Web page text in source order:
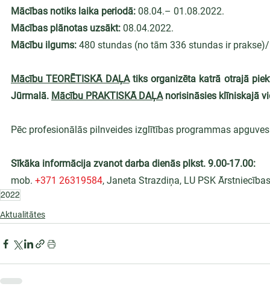
Mācības notiks laika periodā: 08.04.– 01.08.2022.
Mācības plānotas uzsākt: 08.04.2022.
Mācību ilgums: 480 stundas (no tām 336 stundas ir
Mācību TEORĒTISKĀ DAĻA tiks organizēta katrā otrajā
Jūrmalā. Mācību PRAKTISKĀ DAĻA norisināsies klīniskajā
Pēc profesionālās pilnveides izglītības programmas
Sīkāka informācija zvanot darba dienās plkst. 9.00-17.00:
mob. +371 26319584, Janeta Strazdiņa, LU PSK
2022
Aktualitātes